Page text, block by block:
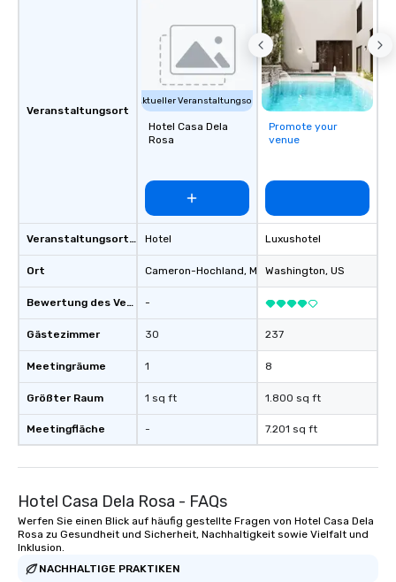
Veranstaltungsort
Veranstaltungsortstyp
Ort
Bewertung des Veranstaltungsortes
Gästezimmer
Meetingräume
Größter Raum
Meetingfläche
Aktueller Veranstaltungsort
Hotel Casa Dela
Rosa
Hotel
Cameron-Hochland, MY
-
30
1
1 sq ft
-
Promote your
venue
Luxushotel
Washington, US
237
8
1.800 sq ft
7.201 sq ft
Hotel Casa Dela Rosa - FAQs
Werfen Sie einen Blick auf häufig gestellte Fragen von Hotel Casa Dela
Rosa zu Gesundheit und Sicherheit, Nachhaltigkeit sowie Vielfalt und
Inklusion.
NACHHALTIGE PRAKTIKEN